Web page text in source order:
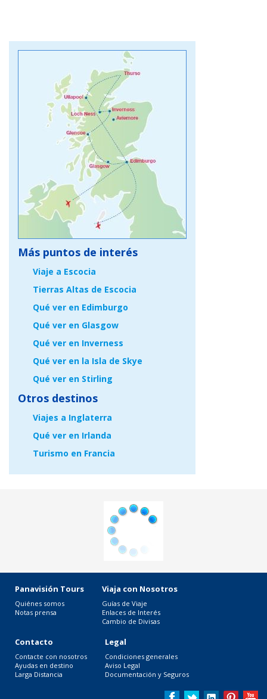
Más puntos de interés
Viaje a Escocia
Tierras Altas de Escocia
Qué ver en Edimburgo
Qué ver en Glasgow
Qué ver en Inverness
Qué ver en la Isla de Skye
Qué ver en Stirling
Otros destinos
Viajes a Inglaterra
Qué ver en Irlanda
Turismo en Francia
Panavisión Tours
Quiénes somos
Notas prensa
Viaja con Nosotros
Guías de Viaje
Enlaces de Interés
Cambio de Divisas
Contacto
Contacte con nosotros
Ayudas en destino
Larga Distancia
Legal
Condiciones generales
Aviso Legal
Documentación y Seguros